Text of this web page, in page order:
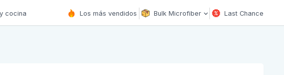
compra
cocina Los más vendidos Bulk Microfiber Last Chance